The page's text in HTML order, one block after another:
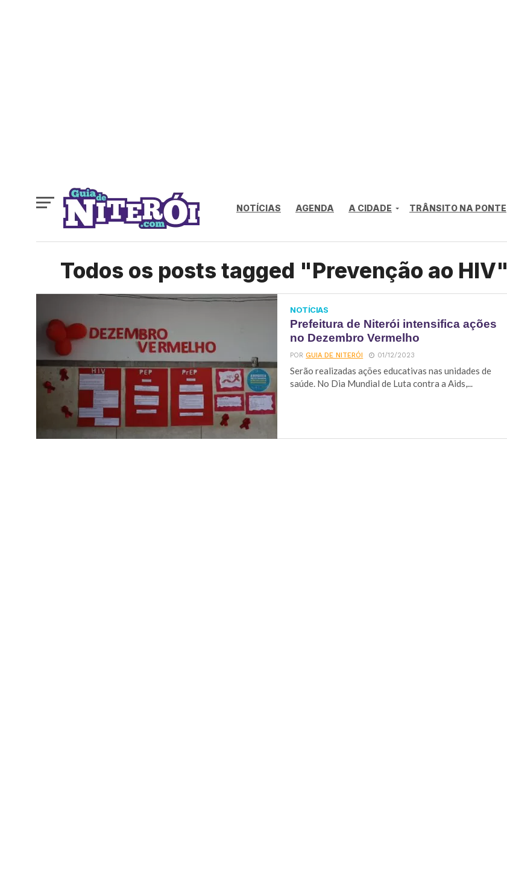
NOTÍCIAS AGENDA A CIDADE TRÂNSITO NA PONTE
Todos os posts tagged "Prevenção ao HIV"
NOTÍCIAS
Prefeitura de Niterói intensifica ações
no Dezembro Vermelho
PORGUIA DE NITERÓI 01/12/2023
Serão realizadas ações educativas nas unidades de
saúde. No Dia Mundial de Luta contra a Aids,...